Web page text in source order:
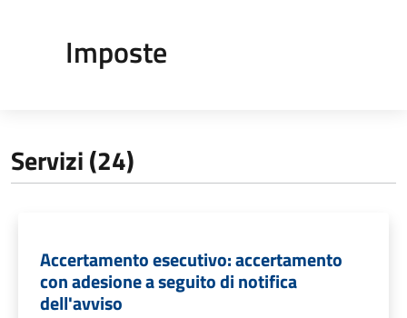
Imposte
Servizi (24)
Accertamento esecutivo: accertamento
con adesione a seguito di notifica
dell'avviso